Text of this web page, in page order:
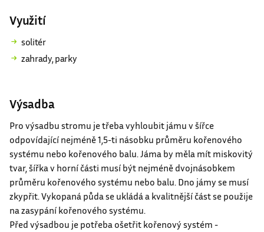
Využití
solitér
zahrady, parky
Výsadba
Pro výsadbu stromu je třeba vyhloubit jámu v šířce
odpovídající nejméně 1,5-ti násobku průměru kořenového
systému nebo kořenového balu. Jáma by měla mít miskovitý
tvar, šířka v horní části musí být nejméně dvojnásobkem
průměru kořenového systému nebo balu. Dno jámy se musí
zkypřit. Vykopaná půda se ukládá a kvalitnější část se použije
na zasypání kořenového systému.
Před výsadbou je potřeba ošetřit kořenový systém -